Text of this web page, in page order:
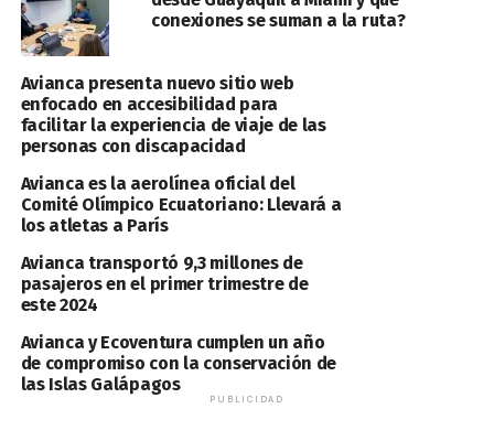
conexiones se suman a la ruta?
Avianca presenta nuevo sitio web
enfocado en accesibilidad para
facilitar la experiencia de viaje de las
personas con discapacidad
Avianca es la aerolínea oficial del
Comité Olímpico Ecuatoriano: Llevará a
los atletas a París
Avianca transportó 9,3 millones de
pasajeros en el primer trimestre de
este 2024
Avianca y Ecoventura cumplen un año
de compromiso con la conservación de
las Islas Galápagos
PUBLICIDAD